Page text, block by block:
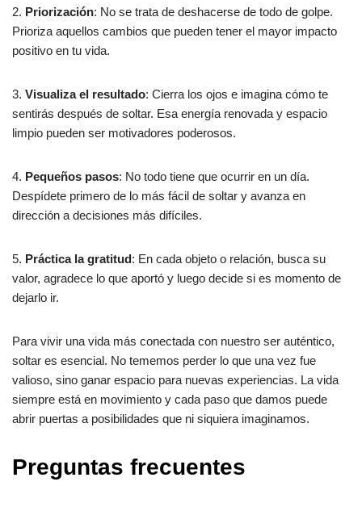
2. Priorización: No se trata de deshacerse de todo de golpe.
Prioriza aquellos cambios que pueden tener el mayor impacto
positivo en tu vida.
3. Visualiza el resultado: Cierra los ojos e imagina cómo te
sentirás después de soltar. Esa energía renovada y espacio
limpio pueden ser motivadores poderosos.
4. Pequeños pasos: No todo tiene que ocurrir en un día.
Despídete primero de lo más fácil de soltar y avanza en
dirección a decisiones más difíciles.
5. Práctica la gratitud: En cada objeto o relación, busca su
valor, agradece lo que aportó y luego decide si es momento de
dejarlo ir.
Para vivir una vida más conectada con nuestro ser auténtico,
soltar es esencial. No tememos perder lo que una vez fue
valioso, sino ganar espacio para nuevas experiencias. La vida
siempre está en movimiento y cada paso que damos puede
abrir puertas a posibilidades que ni siquiera imaginamos.
Preguntas frecuentes